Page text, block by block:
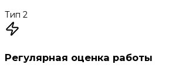
Тип 2
Регулярная оценка работы